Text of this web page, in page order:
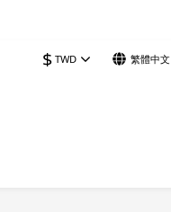
$ TWD 繁體中文